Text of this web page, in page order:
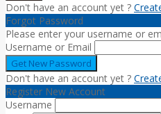
Don't have an account yet ?
Forgot Password
Please enter your username or
Username or Email
Don't have an account yet ?
Register New Account
Username